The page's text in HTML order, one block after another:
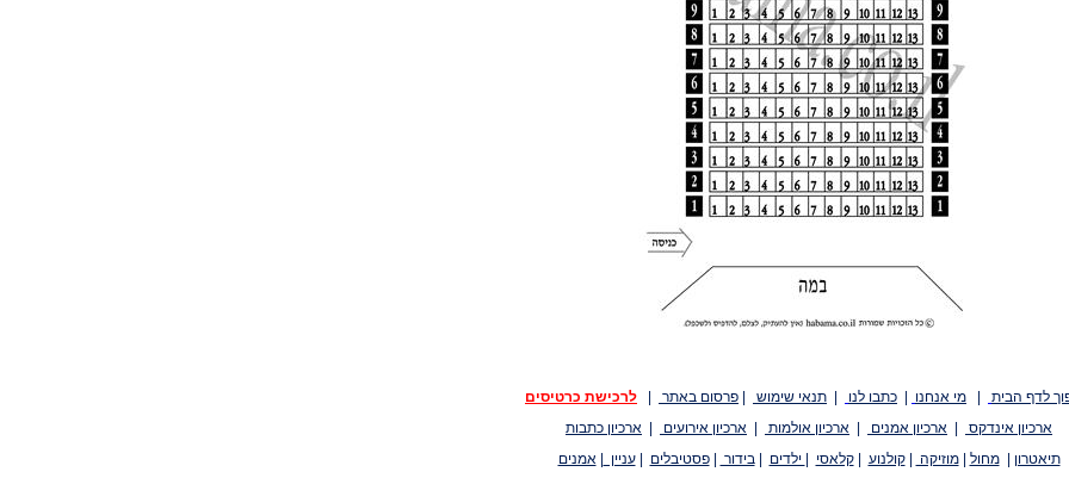
לדף הבית מי אנחנו כתבו לנו תנאי שימוש פרסום באתר
לרכישת כרטיסים
ארכיון אינדקס
ארכיון אמנים ארכיון אולמות ארכיון אירועים
ארכיון כתבות
תיאטרון
|מחול |מוזיקה |קולנוע |קלאסי ילדים |בידור |פסטיבלים |עניין |אמנים